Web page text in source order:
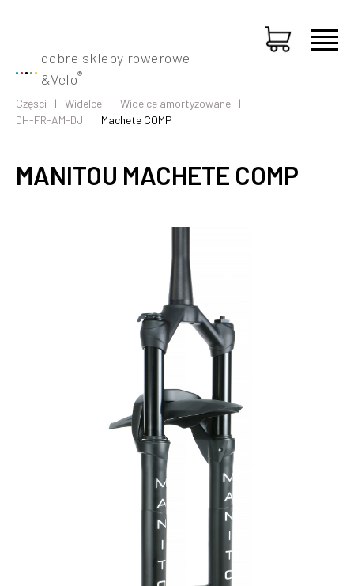
dobre sklepy rowerowe
&Velo®
Części Widelce
Widelce amortyzowane
DH-FR-AM-DJ
Machete COMP
MANITOU MACHETE COMP